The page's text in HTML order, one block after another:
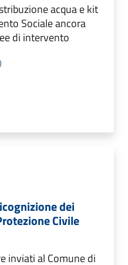
acqua e kit
Sociale ancora
di intervento
dei
Civile
inviati al Comune di